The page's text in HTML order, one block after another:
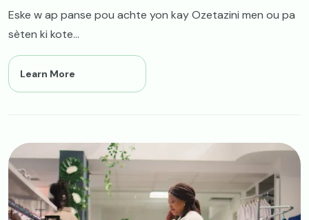
Eske w ap panse pou achte yon kay Ozetazini men ou pa
sèten ki kote...
Learn More
Image